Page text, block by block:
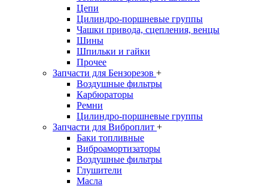
Цепи
Цилиндро-поршневые группы
Чашки привода, сцепления, венцы
Шины
Шпильки и гайки
Прочее
Запчасти для Бензорезов +
Воздушные фильтры
Карбюраторы
Ремни
Цилиндро-поршневые группы
Запчасти для Виброплит +
Баки топливные
Виброамортизаторы
Воздушные фильтры
Глушители
Масла